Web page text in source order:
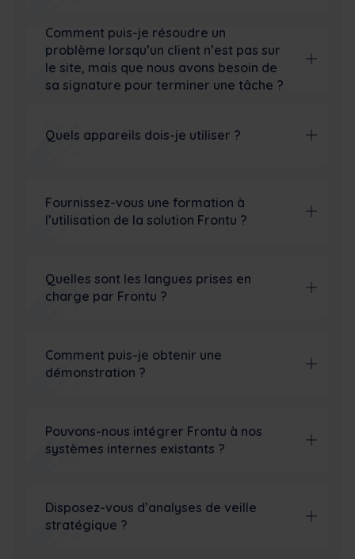
Comment puis-je résoudre un
problème lorsqu’un client n’est pas sur
le site, mais que nous avons besoin de
sa signature pour terminer une tâche ?
Quels appareils dois-je utiliser ?
Fournissez-vous une formation à
l’utilisation de la solution Frontu ?
Quelles sont les langues prises en
charge par Frontu ?
Comment puis-je obtenir une
démonstration ?
Pouvons-nous intégrer Frontu à nos
systèmes internes existants ?
Disposez-vous d’analyses de veille
stratégique ?